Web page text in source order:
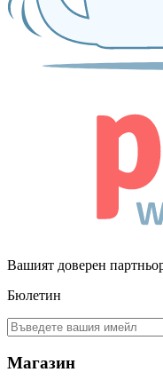
Вашият доверен
Бюлетин
Магазин